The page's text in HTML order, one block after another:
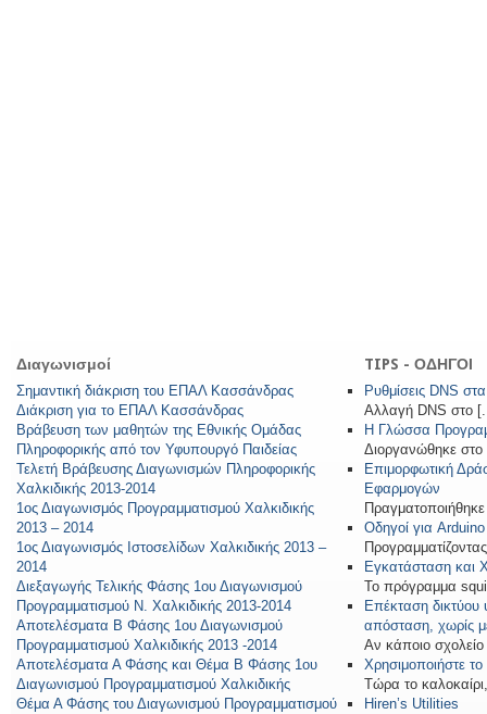
Διαγωνισμοί
Σημαντική διάκριση του ΕΠΑΛ Κασσάνδρας
Διάκριση για το ΕΠΑΛ Κασσάνδρας
Βράβευση των μαθητών της Εθνικής Ομάδας
Πληροφορικής από τον Υφυπουργό Παιδείας
Τελετή Βράβευσης Διαγωνισμών Πληροφορικής
Χαλκιδικής 2013-2014
1ος Διαγωνισμός Προγραμματισμού Χαλκιδικής
2013 – 2014
1ος Διαγωνισμός Ιστοσελίδων Χαλκιδικής 2013 –
2014
Διεξαγωγής Τελικής Φάσης 1ου Διαγωνισμού
Προγραμματισμού Ν. Χαλκιδικής 2013-2014
Αποτελέσματα Β Φάσης 1ου Διαγωνισμού
Προγραμματισμού Χαλκιδικής 2013 -2014
Αποτελέσματα Α Φάσης και Θέμα Β Φάσης 1ου
Διαγωνισμού Προγραμματισμού Χαλκιδικής
Θέμα Α Φάσης του Διαγωνισμού Προγραμματισμού
TIPS - ΟΔΗΓΟΙ
Ρυθμίσεις DNS
Αλλαγή DNS στο
Η Γλώσσα
Διοργανώθηκε στο
Επιμορφωτική
Εφαρμογών
Οδηγοί για
Εγκατάσταση και
Το πρόγραμμα
Επέκταση
απόσταση, χωρίς
Αν κάποιο
Χρησιμοποιήστε
Τώρα το
Hiren’s Utilities